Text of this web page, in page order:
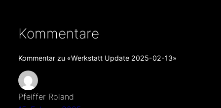
Kommentare
Kommentar zu «Werkstatt Update 2025-02-13»
Pfeiffer Roland